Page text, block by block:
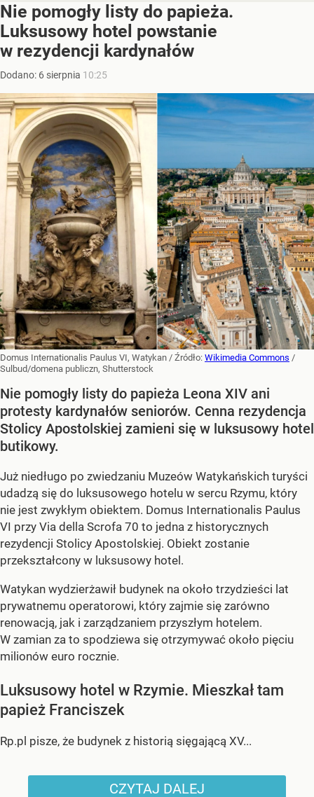
Nie pomogły listy do papieża.
Luksusowy hotel powstanie
w rezydencji kardynałów
Dodano: 6 sierpnia 10:25
Domus Internationalis Paulus VI, Watykan / Źródło: Wikimedia Commons /
Sulbud/domena publiczn, Shutterstock
Nie pomogły listy do papieża Leona XIV ani
protesty kardynałów seniorów. Cenna rezydencja
Stolicy Apostolskiej zamieni się w luksusowy hotel
butikowy.
Już niedługo po zwiedzaniu Muzeów Watykańskich turyści
udadzą się do luksusowego hotelu w sercu Rzymu, który
nie jest zwykłym obiektem. Domus Internationalis Paulus
VI przy Via della Scrofa 70 to jedna z historycznych
rezydencji Stolicy Apostolskiej. Obiekt zostanie
przekształcony w luksusowy hotel.
Watykan wydzierżawił budynek na około trzydzieści lat
prywatnemu operatorowi, który zajmie się zarówno
renowacją, jak i zarządzaniem przyszłym hotelem.
W zamian za to spodziewa się otrzymywać około pięciu
milionów euro rocznie.
Luksusowy hotel w Rzymie. Mieszkał tam
papież Franciszek
Rp.pl pisze, że budynek z historią sięgającą XV...
CZYTAJ DALEJ